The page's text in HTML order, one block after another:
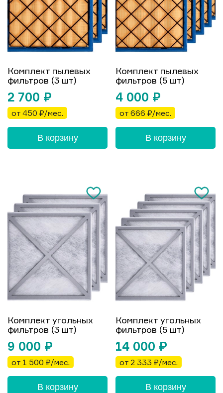
Комплект пылевых
фильтров (3 шт)
2 700 ₽
от 450 ₽/мес.
В корзину
Комплект пылевых
фильтров (5 шт)
4 000 ₽
от 666 ₽/мес.
В корзину
Комплект угольных
фильтров (3 шт)
9 000 ₽
от 1 500 ₽/мес.
В корзину
Комплект угольных
фильтров (5 шт)
14 000 ₽
от 2 333 ₽/мес.
В корзину